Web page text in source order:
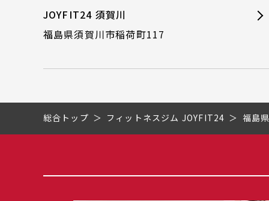
JOYFIT24 須賀川
福島県須賀川市稲荷町117
総合トップ フィットネスジム JOYFIT24 福島